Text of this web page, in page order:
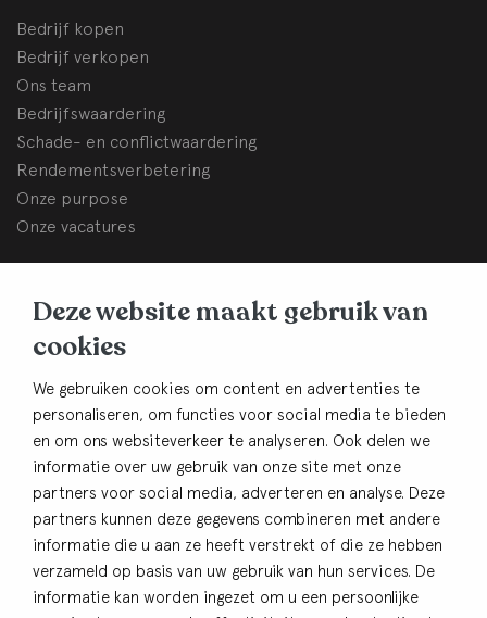
Deze website maakt gebruik van
cookies
We gebruiken cookies om content en advertenties te
personaliseren, om functies voor social media te bieden
en om ons websiteverkeer te analyseren. Ook delen we
informatie over uw gebruik van onze site met onze
partners voor social media, adverteren en analyse. Deze
partners kunnen deze gegevens combineren met andere
informatie die u aan ze heeft verstrekt of die ze hebben
verzameld op basis van uw gebruik van hun services. De
informatie kan worden ingezet om u een persoonlijke
Bedrijf kopen
Bedrijf verkopen
Ons team
Bedrijfswaardering
Schade- en conflictwaardering
Rendementsverbetering
Onze purpose
Onze vacatures
Korte Brinkweg 37c
3761 EC Soest
Contact
033-4805482
info@bhbdullemond.nl
Blijf op de hoogte: